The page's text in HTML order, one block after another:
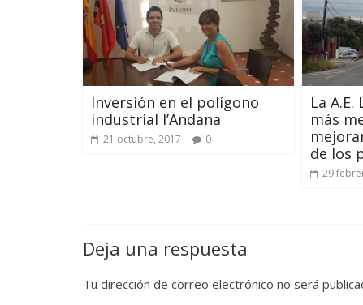
Inversión en el polígono
industrial l’Andana
21 octubre, 2017 0
La A.E.
más
de los
29
Deja una respuesta
Tu dirección de correo electrónico no será